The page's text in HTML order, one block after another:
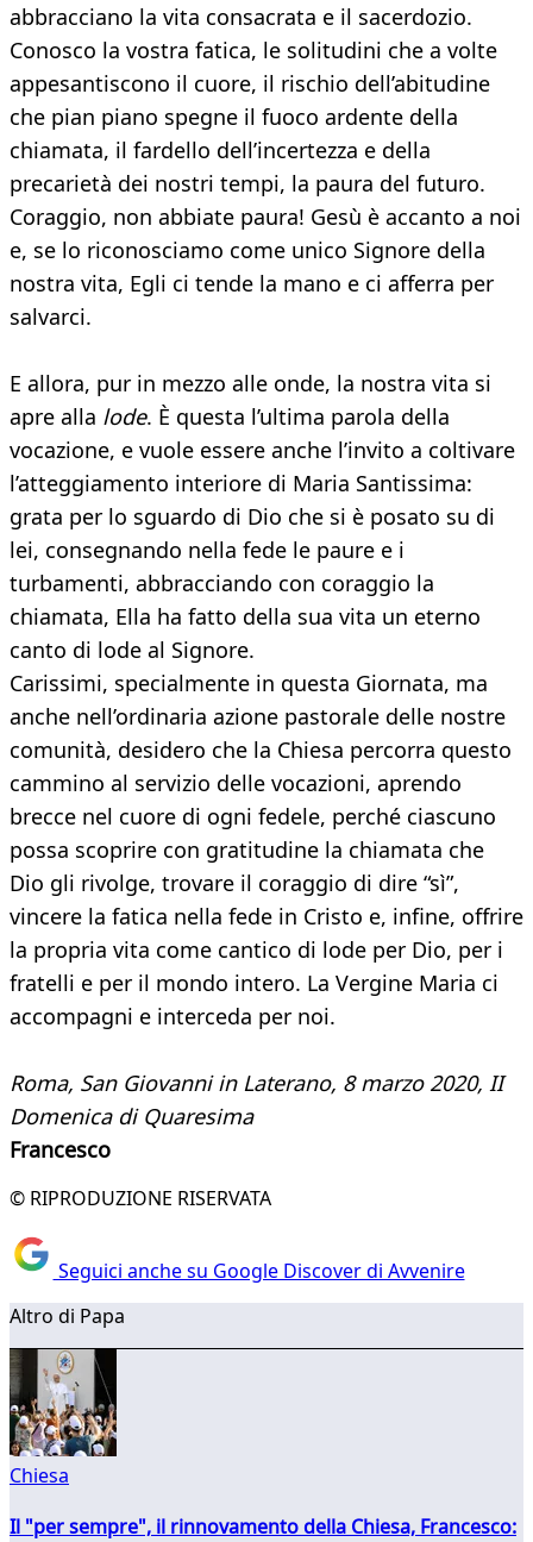
abbracciano la vita consacrata e il sacerdozio.
Conosco la vostra fatica, le solitudini che a volte
appesantiscono il cuore, il rischio dell’abitudine
che pian piano spegne il fuoco ardente della
chiamata, il fardello dell’incertezza e della
precarietà dei nostri tempi, la paura del futuro.
Coraggio, non abbiate paura! Gesù è accanto a noi
e, se lo riconosciamo come unico Signore della
nostra vita, Egli ci tende la mano e ci afferra per
salvarci.
E allora, pur in mezzo alle onde, la nostra vita si
apre alla lode. È questa l’ultima parola della
vocazione, e vuole essere anche l’invito a coltivare
l’atteggiamento interiore di Maria Santissima:
grata per lo sguardo di Dio che si è posato su di
lei, consegnando nella fede le paure e i
turbamenti, abbracciando con coraggio la
chiamata, Ella ha fatto della sua vita un eterno
canto di lode al Signore.
Carissimi, specialmente in questa Giornata, ma
anche nell’ordinaria azione pastorale delle nostre
comunità, desidero che la Chiesa percorra questo
cammino al servizio delle vocazioni, aprendo
brecce nel cuore di ogni fedele, perché ciascuno
possa scoprire con gratitudine la chiamata che
Dio gli rivolge, trovare il coraggio di dire “sì”,
vincere la fatica nella fede in Cristo e, infine, offrire
la propria vita come cantico di lode per Dio, per i
fratelli e per il mondo intero. La Vergine Maria ci
accompagni e interceda per noi.
Roma, San Giovanni in Laterano, 8 marzo 2020, II
Domenica di Quaresima
Francesco
© RIPRODUZIONE RISERVATA
Seguici anche su Google Discover di Avvenire
Altro di Papa
Chiesa
Il "per sempre", il rinnovamento della Chiesa, Francesco: